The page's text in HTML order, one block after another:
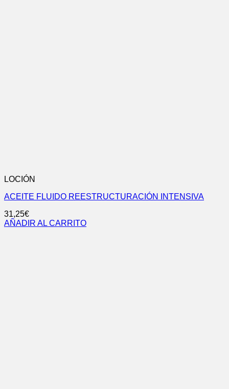
LOCIÓN
ACEITE FLUIDO REESTRUCTURACIÓN INTENSIVA
31,25€
AÑADIR AL CARRITO